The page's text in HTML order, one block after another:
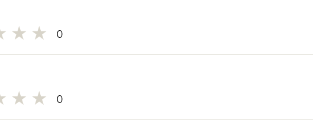
0
0